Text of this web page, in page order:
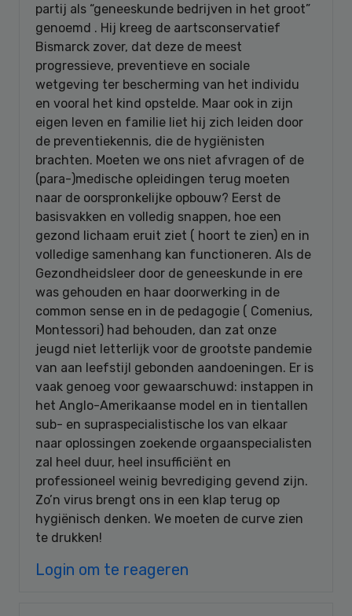
partij als “geneeskunde bedrijven in het groot”
genoemd . Hij kreeg de aartsconservatief
Bismarck zover, dat deze de meest
progressieve, preventieve en sociale
wetgeving ter bescherming van het individu
en vooral het kind opstelde. Maar ook in zijn
eigen leven en familie liet hij zich leiden door
de preventiekennis, die de hygiënisten
brachten. Moeten we ons niet afvragen of de
(para-)medische opleidingen terug moeten
naar de oorspronkelijke opbouw? Eerst de
basisvakken en volledig snappen, hoe een
gezond lichaam eruit ziet ( hoort te zien) en in
volledige samenhang kan functioneren. Als de
Gezondheidsleer door de geneeskunde in ere
was gehouden en haar doorwerking in de
common sense en in de pedagogie ( Comenius,
Montessori) had behouden, dan zat onze
jeugd niet letterlijk voor de grootste pandemie
van aan leefstijl gebonden aandoeningen. Er is
vaak genoeg voor gewaarschuwd: instappen in
het Anglo-Amerikaanse model en in tientallen
sub- en supraspecialistische los van elkaar
naar oplossingen zoekende orgaanspecialisten
zal heel duur, heel insufficiënt en
professioneel weinig bevrediging gevend zijn.
Zo’n virus brengt ons in een klap terug op
hygiënisch denken. We moeten de curve zien
te drukken!
Login om te reageren